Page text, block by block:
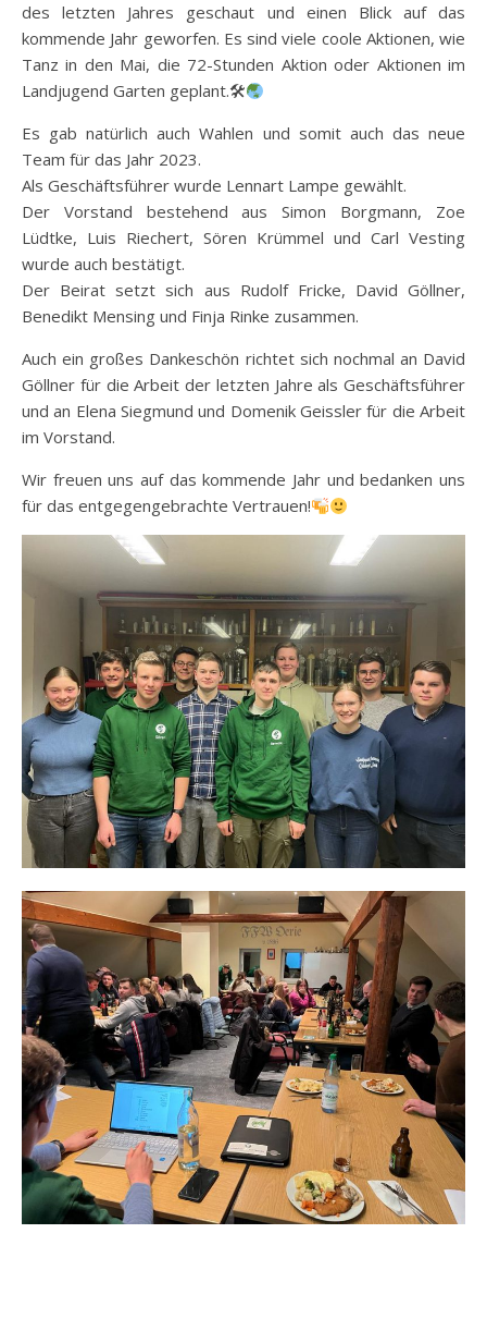
des letzten Jahres geschaut und einen Blick auf das
kommende Jahr geworfen. Es sind viele coole Aktionen, wie
Tanz in den Mai, die 72-Stunden Aktion oder Aktionen im
Landjugend Garten geplant.🛠
Es gab natürlich auch Wahlen und somit auch das neue
Team für das Jahr 2023.
Als Geschäftsführer wurde Lennart Lampe gewählt.
Der Vorstand bestehend aus Simon Borgmann, Zoe
Lüdtke, Luis Riechert, Sören Krümmel und Carl Vesting
wurde auch bestätigt.
Der Beirat setzt sich aus Rudolf Fricke, David Göllner,
Benedikt Mensing und Finja Rinke zusammen.
Auch ein großes Dankeschön richtet sich nochmal an David
Göllner für die Arbeit der letzten Jahre als Geschäftsführer
und an Elena Siegmund und Domenik Geissler für die Arbeit
im Vorstand.
Wir freuen uns auf das kommende Jahr und bedanken uns
für das entgegengebrachte Vertrauen!